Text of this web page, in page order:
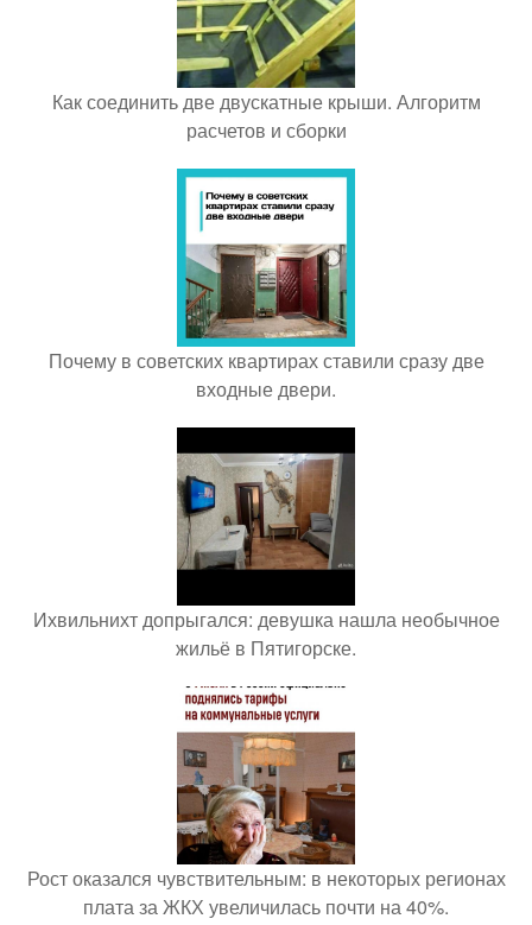
Как соединить две двускатные крыши. Алгоритм
расчетов и сборки
Почему в советских квартирах ставили сразу две
входные двери.
Ихвильнихт допрыгался: девушка нашла необычное
жильё в Пятигорске.
Рост оказался чувствительным: в некоторых регионах
плата за ЖКХ увеличилась почти на 40%.